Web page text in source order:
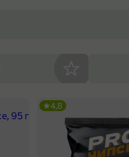
4,8